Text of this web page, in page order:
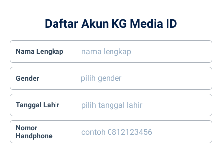
Daftar Akun KG Media ID
Nama Lengkap
Gender
Tanggal Lahir
Nomor
Handphone